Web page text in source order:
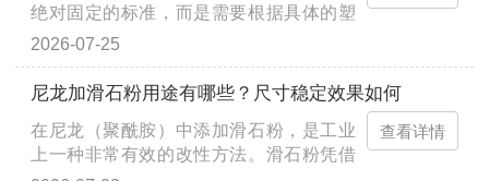
绝对固定的标准，而是需要根据具体的塑
料基材、产品性能要求以及加工工艺来综
2026-07-25
尼龙加滑石粉用途有哪些？尺寸稳定效果如何
在尼龙（聚酰胺）中添加滑石粉，是工业
上一种非常有效的改性方法。滑石粉凭借
查看详情